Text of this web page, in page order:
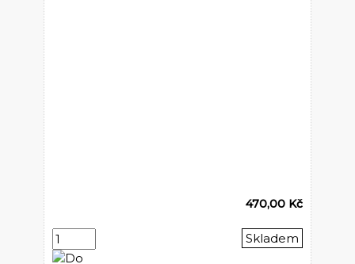
470,00 Kč
Skladem